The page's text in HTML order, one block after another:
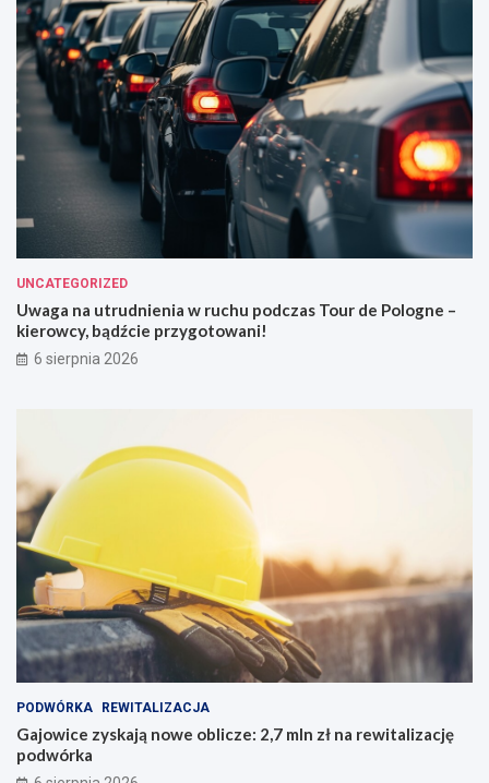
UNCATEGORIZED
Uwaga na utrudnienia w ruchu podczas Tour de Pologne –
kierowcy, bądźcie przygotowani!
6 sierpnia 2026
PODWÓRKA REWITALIZACJA
Gajowice zyskają nowe oblicze: 2,7 mln zł na rewitalizację
podwórka